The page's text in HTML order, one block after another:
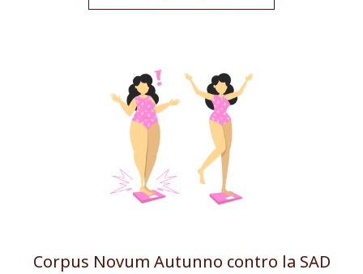
Corpus Novum Autunno contro la SAD